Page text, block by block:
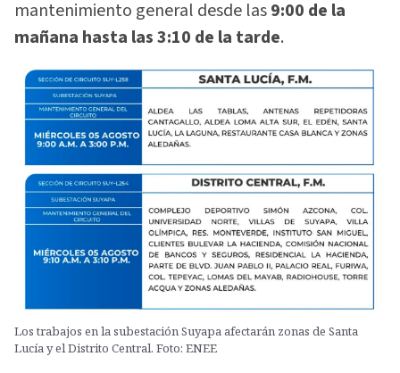
mantenimiento general desde las9:00 de la
mañana hasta las 3:10 de la tarde.
Los trabajos en la subestación Suyapa afectarán zonas de Santa
Lucía y el Distrito Central. Foto: ENEE